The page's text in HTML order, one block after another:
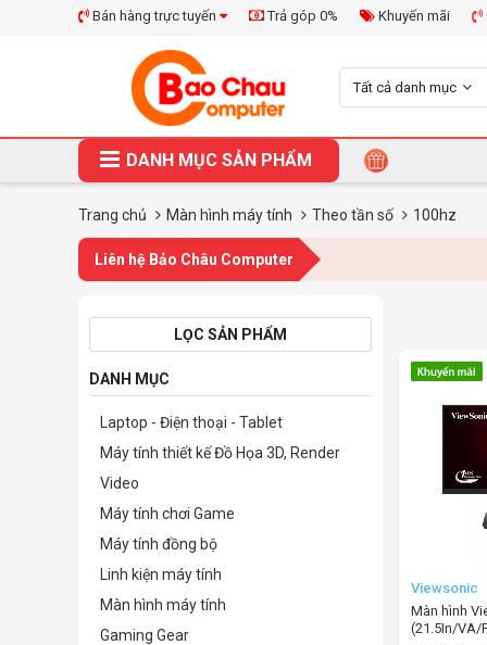
Bán hàng trực tuyến Trả góp 0% Khuyến mãi
Tất cả danh mục
DANH MỤC SẢN PHẨM
Trang chủ Màn hình máy tính Theo tần số 100hz
Liên hệ Bảo Châu Computer
LỌC SẢN PHẨM
DANH MỤC
Laptop - Điện thoại - Tablet
Máy tính thiết kế Đồ Họa 3D, Render
Video
Máy tính chơi Game
Máy tính đồng bộ
Linh kiện máy tính
Màn hình máy tính
Gaming Gear
Viewsonic
Màn hình
(21.5In/VA/